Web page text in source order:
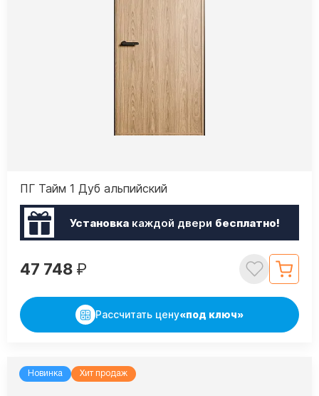
ПГ Тайм 1 Дуб альпийский
Установкакаждой двери бесплатно!
47 748 ₽
Рассчитать цену«под ключ»
Новинка Хит продаж